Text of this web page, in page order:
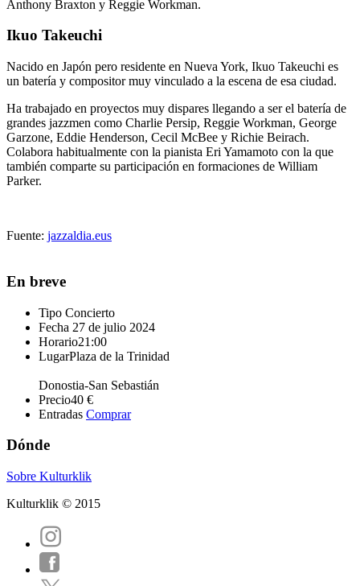
Anthony Braxton y Reggie Workman.
Ikuo Takeuchi
Nacido en Japón pero residente en Nueva York, Ikuo Takeuchi es
un batería y compositor muy vinculado a la escena de esa ciudad.
Ha trabajado en proyectos muy dispares llegando a ser el batería de
grandes jazzmen como Charlie Persip, Reggie Workman, George
Garzone, Eddie Henderson, Cecil McBee y Richie Beirach.
Colabora habitualmente con la pianista Eri Yamamoto con la que
también comparte su participación en formaciones de William
Parker.
Fuente: jazzaldia.eus
En breve
Tipo Concierto
Fecha 27 de julio 2024
Horario21:00
LugarPlaza de la Trinidad
Donostia-San Sebastián
Precio40 €
Entradas Comprar
Dónde
Sobre Kulturklik
Kulturklik © 2015